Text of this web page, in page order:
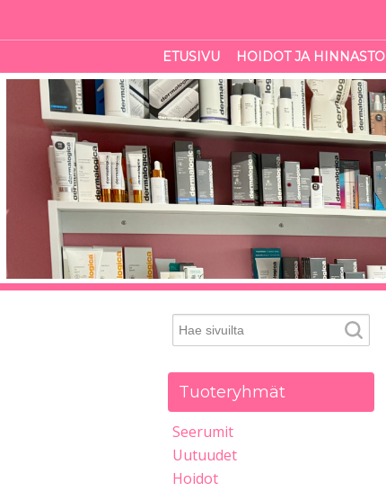
ETUSIVU HOIDOT JA HINNASTO
Tuoteryhmät
Seerumit
Uutuudet
Hoidot